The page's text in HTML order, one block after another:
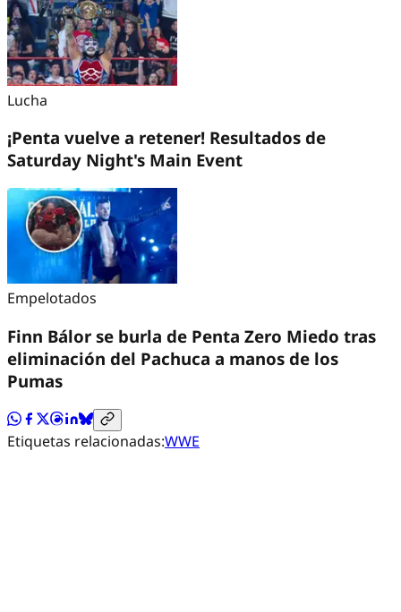
Lucha
¡Penta vuelve a retener! Resultados de
Saturday Night's Main Event
Empelotados
Finn Bálor se burla de Penta Zero Miedo tras
eliminación del Pachuca a manos de los
Pumas
Etiquetas relacionadas:WWE